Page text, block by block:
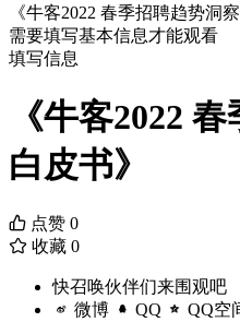
《牛客2022 春季招聘趋势洞
需要填写基本信息才能观看
填写信息
《牛客2022
白皮书》
点赞 0
收藏 0
快召唤伙伴们来围观吧
微博 QQ QQ空